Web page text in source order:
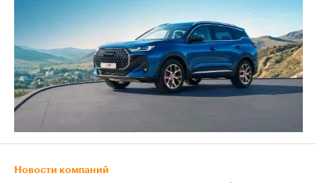
Новости компаний